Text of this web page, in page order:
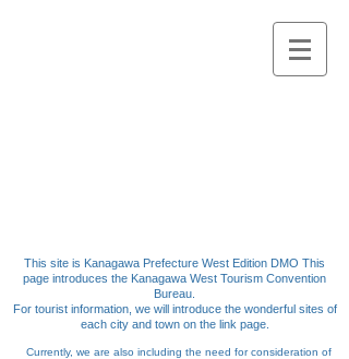
This site is Kanagawa Prefecture West Edition DMO This
page introduces the Kanagawa West Tourism Convention
Bureau.
For tourist information, we will introduce the wonderful sites of
each city and town on the link page.
Currently, we are also including the need for consideration of